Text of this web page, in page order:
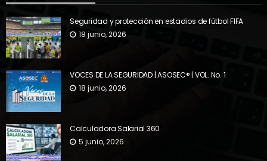
Seguridad y protección en estadios de fútbol FIFA
18 junio, 2026
VOCES DE LA SEGURIDAD | ASOSEC® | VOL. No. 1
18 junio, 2026
Calculadora Salarial 360
5 junio, 2026